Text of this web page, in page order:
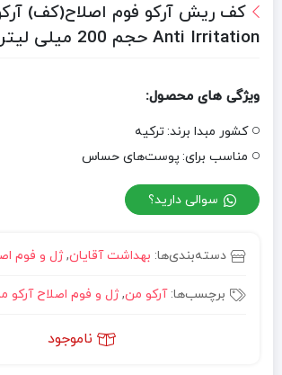
Anti Irritation حجم 200 میلی لیتر
ویژگی های محصول:
کشور مبدا برند:ترکیه
مناسب برای: پوست‌های حساس
سوالی دارید؟
دسته‌بندی‌ها: بهداشت آقایان,ژل و فوم
برچسب‌ها:آرکو من,ژل و فوم اصلاح آرکو
ناموجود